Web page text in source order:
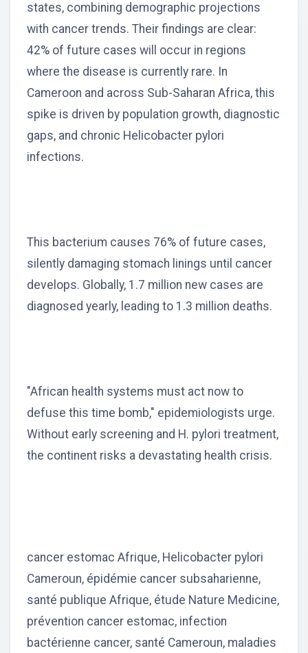
states, combining demographic projections
with cancer trends. Their findings are clear:
42% of future cases will occur in regions
where the disease is currently rare. In
Cameroon and across Sub-Saharan Africa, this
spike is driven by population growth, diagnostic
gaps, and chronic Helicobacter pylori
infections.
This bacterium causes 76% of future cases,
silently damaging stomach linings until cancer
develops. Globally, 1.7 million new cases are
diagnosed yearly, leading to 1.3 million deaths.
"African health systems must act now to
defuse this time bomb," epidemiologists urge.
Without early screening and H. pylori treatment,
the continent risks a devastating health crisis.
cancer estomac Afrique, Helicobacter pylori
Cameroun, épidémie cancer subsaharienne,
santé publique Afrique, étude Nature Medicine,
prévention cancer estomac, infection
bactérienne cancer, santé Cameroun, maladies